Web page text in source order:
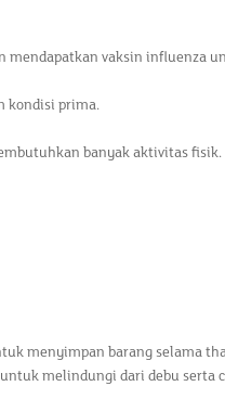
mendapatkan vaksin influenza
kondisi prima.
banyak aktivitas fisik.
menyimpan barang selama
melindungi dari debu serta